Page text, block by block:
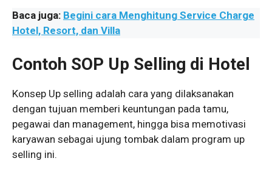
Baca juga: Begini cara Menghitung Service Charge
Hotel, Resort, dan Villa
Contoh SOP Up Selling di Hotel
Konsep Up selling adalah cara yang dilaksanakan
dengan tujuan memberi keuntungan pada tamu,
pegawai dan management, hingga bisa memotivasi
karyawan sebagai ujung tombak dalam program up
selling ini.